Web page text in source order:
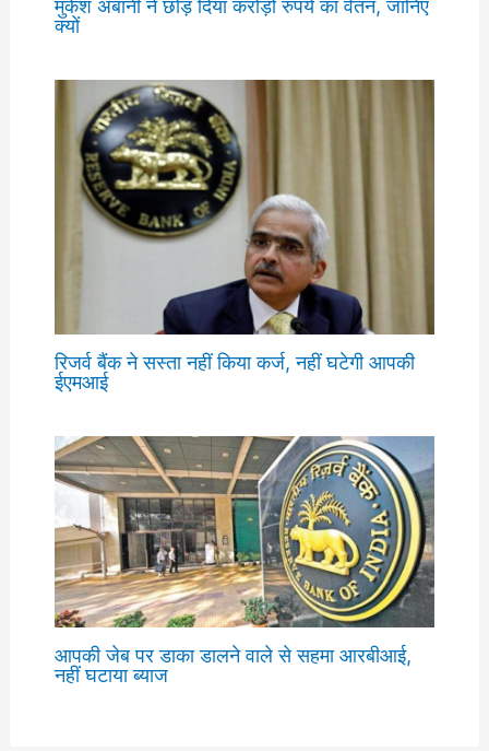
मुकेश अंबानी ने छोड़ दिया करोड़ो रुपये का वेतन, जानिए
क्यों
रिजर्व बैंक ने सस्ता नहीं किया कर्ज, नहीं घटेगी आपकी
ईएमआई
आपकी जेब पर डाका डालने वाले से सहमा आरबीआई,
नहीं घटाया ब्याज